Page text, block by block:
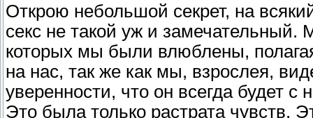
Открою небольшой секрет, на
секс не такой уж и
которых мы были влюблены,
на нас, так же как мы, взрослея,
уверенности, что он всегда будет
Это была только растрата чувств.